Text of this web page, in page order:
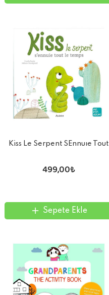
Kiss Le Serpent SEnnuıe Tout
499,00₺
Sepete Ekle